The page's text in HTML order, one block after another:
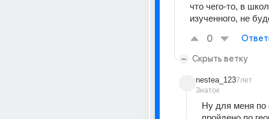
что чего-то, в
изученного, не
0
Скрыть ветку
nestea_123
Знаток
7лет
Ну для меня по